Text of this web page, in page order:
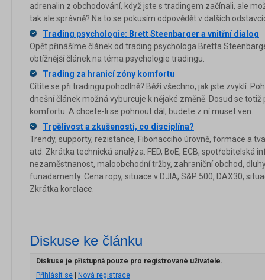
adrenalin z obchodování, když jste s tradingem začínali, ale
tak ale správně? Na to se pokusím odpovědět v dalších
Trading psychologie: Brett Steenbarger a vnitřní dialog
Opět přinášíme článek od trading psychologa Bretta
obtížnější článek na téma psychologie tradingu.
Trading za hranicí zóny komfortu
Cítíte se při tradingu pohodlně? Běží všechno, jak jste zvyklí.
dnešní článek možná vyburcuje k nějaké změně. Dosud se
komfortu. A chcete-li se pohnout dál, budete z ní muset ven.
Trpělivost a zkušenosti, co disciplína?
Trendy, supporty, rezistance, Fibonacciho úrovně, formace a
atd. Zkrátka technická analýza. FED, BoE, ECB, spotřebitelská
nezaměstnanost, maloobchodní tržby, zahraniční obchod,
funadamenty. Cena ropy, situace v DJIA, S&P 500, DAX30,
Zkrátka korelace.
Diskuse ke článku
Diskuse je přístupná pouze pro registrované uživatele.
Přihlásit se | Nová registrace